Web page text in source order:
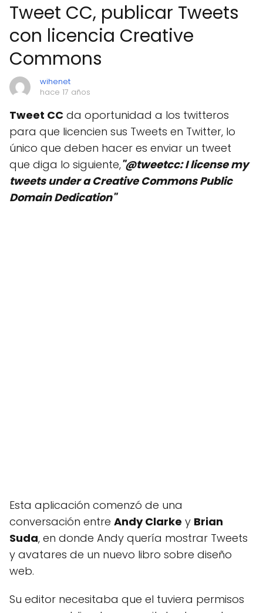
Tweet CC, publicar Tweets
con licencia Creative
Commons
wihenet
hace 17 años
Tweet CC da oportunidad a los twitteros
para que licencien sus Tweets en Twitter, lo
único que deben hacer es enviar un tweet
que diga lo siguiente,"@tweetcc: I license my
tweets under a Creative Commons Public
Domain Dedication"
Esta aplicación comenzó de una
conversación entre Andy Clarke y Brian
Suda, en donde Andy quería mostrar Tweets
y avatares de un nuevo libro sobre diseño
web.
Su editor necesitaba que el tuviera permisos